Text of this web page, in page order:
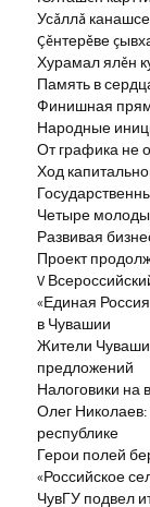
Усăллă
Çĕнтерĕве
Хурамал ялĕн
Память в
Финишная
Народные
От графика не
Ход
Четыре
Развивая
Проект
V
«Единая
в Чувашии
Жители
предложений
Налоговики на
Олег
республике
Герои полей
«Российское
ЧувГУ подвел